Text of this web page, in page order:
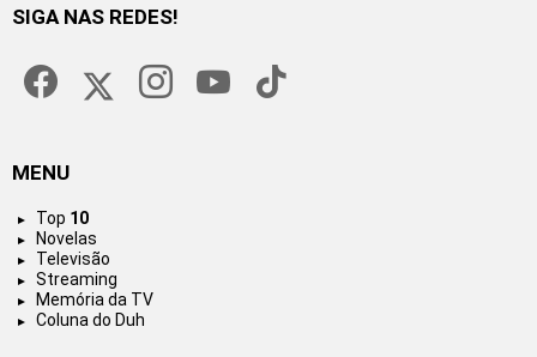
SIGA NAS REDES!
MENU
Top 10
Novelas
Televisão
Streaming
Memória da TV
Coluna do Duh